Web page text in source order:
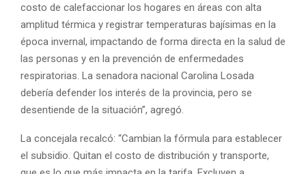
costo de calefaccionar los hogares en áreas con alta
amplitud térmica y registrar temperaturas bajísimas en la
época invernal, impactando de forma directa en la salud de
las personas y en la prevención de enfermedades
respiratorias. La senadora nacional Carolina Losada
debería defender los interés de la provincia, pero se
desentiende de la situación”, agregó.
La concejala recalcó: “Cambian la fórmula para establecer
el subsidio. Quitan el costo de distribución y transporte,